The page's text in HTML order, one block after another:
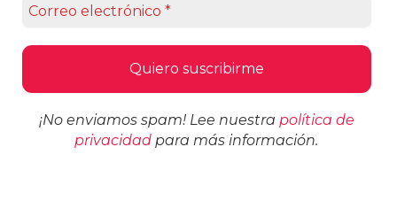
¡No enviamos spam! Lee nuestra política de
privacidad para más información.